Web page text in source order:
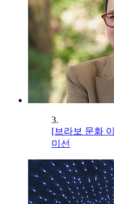
3.
[브라보 문화
미선